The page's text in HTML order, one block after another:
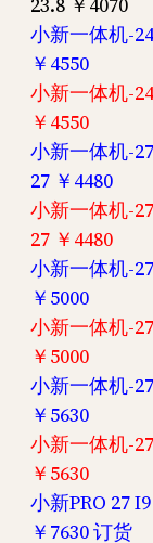
小新一体机-
￥4550
小新一体机-
￥4550
小新一体机-
27 ￥4480
小新一体机-
27 ￥4480
小新一体机-
￥5000
小新一体机-
￥5000
小新一体机-
￥5630
小新一体机-
￥5630
小新PRO 27
￥7630 订货